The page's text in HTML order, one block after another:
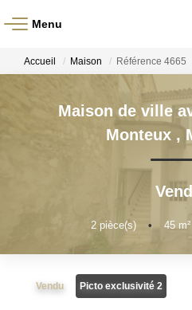
Menu
À
À
NOS
Gestion
Accueil Maison Référence 4665
Maison de ville
Monteux ,
2 pièce(s) • 45 m²
Vendu Picto exclusivité 2